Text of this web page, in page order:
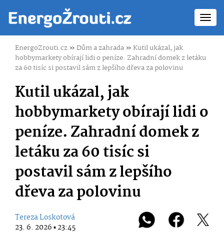
EnergoZrouti.cz»Dům a zahrada»Kutil ukázal, jak
hobbymarkety obírají lidi o peníze. Zahradní domek z letáku
za 60 tisíc si postavil sám z lepšího dřeva za polovinu
Kutil ukázal, jak
hobbymarkety obírají lidi o
peníze. Zahradní domek z
letáku za 60 tisíc si
postavil sám z lepšího
dřeva za polovinu
Tereza Loskotová
23. 6. 2026 ▪ 23:45